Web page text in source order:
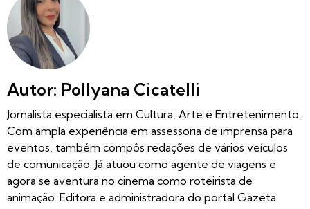
Autor: Pollyana Cicatelli
Jornalista especialista em Cultura, Arte e Entretenimento.
Com ampla experiência em assessoria de imprensa para
eventos, também compôs redações de vários veículos
de comunicação. Já atuou como agente de viagens e
agora se aventura no cinema como roteirista de
animação. Editora e administradora do portal Gazeta